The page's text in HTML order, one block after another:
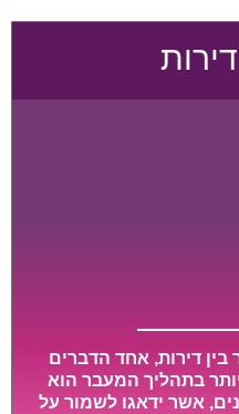
דירות, אחד הדברים
בתהליך המעבר הוא
אשר ידאגו לשמור על